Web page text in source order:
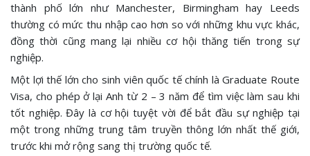
thành phố lớn như Manchester, Birmingham hay Leeds
thường có mức thu nhập cao hơn so với những khu vực khác,
đồng thời cũng mang lại nhiều cơ hội thăng tiến trong sự
nghiệp.
Một lợi thế lớn cho sinh viên quốc tế chính là Graduate Route
Visa, cho phép ở lại Anh từ 2 – 3 năm để tìm việc làm sau khi
tốt nghiệp. Đây là cơ hội tuyệt vời để bắt đầu sự nghiệp tại
một trong những trung tâm truyền thông lớn nhất thế giới,
trước khi mở rộng sang thị trường quốc tế.